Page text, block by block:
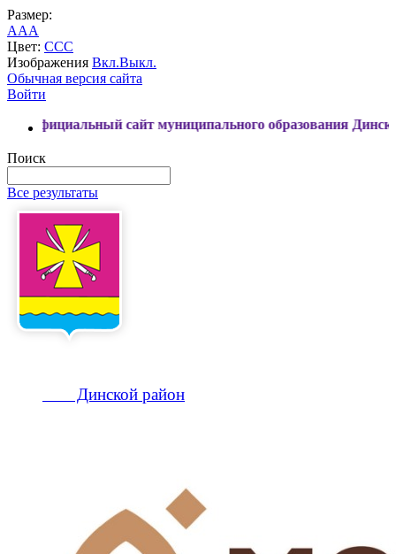
Размер:
AAA
Цвет: CCC
Изображения Вкл.Выкл.
Обычная версия сайта
Войти
сайт муниципального образования Динской район
Поиск
Все результаты
Динской район